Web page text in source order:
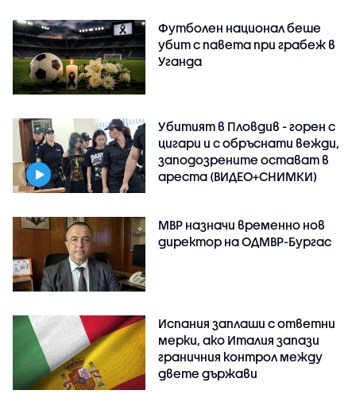
Футболен национал беше
убит с павета при грабеж в
Уганда
Убитият в Пловдив - горен с
цигари и с обръснати вежди,
заподозрените остават в
ареста (ВИДЕО+СНИМКИ)
МВР назначи временно нов
директор на ОДМВР-Бургас
Испания заплаши с ответни
мерки, ако Италия запази
граничния контрол между
двете държави